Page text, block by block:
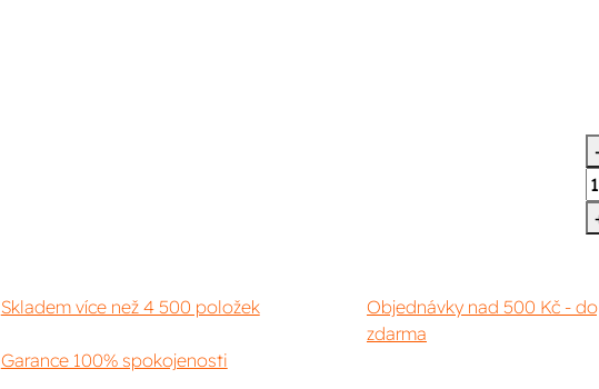
Skladem více než 4 500 položek
Objednávky nad 500 Kč -
zdarma
Garance 100% spokojenosti